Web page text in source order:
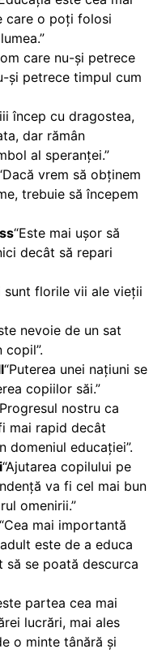
care o poți folosi
care nu-și petrece
și petrece timpul cum
încep cu dragostea,
dar rămân
al speranței.”
vrem să obținem
trebuie să începem
“Este mai ușor să
decât să repari
sunt florile vii ale vieții
nevoie de un sat
“Puterea unei națiuni se
copiilor săi.”
nostru ca
mai rapid decât
domeniul educației”.
“Ajutarea copilului pe
va fi cel mai bun
omenirii.”
“Cea mai importantă
este de a educa
se poată descurca
partea cea mai
lucrări, mai ales
o minte tânără și